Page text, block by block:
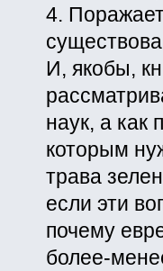
4.
И, якобы,
наук, а
которым
трава
если эти
почему
более-